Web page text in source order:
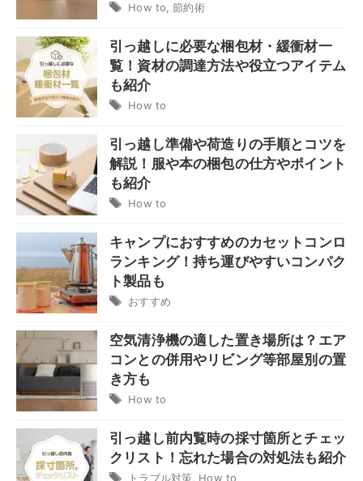
How to ,節約術
引っ越しに必要な梱包材・緩衝材一
覧！資材の調達方法や役立つアイテム
も紹介
How to
引っ越し準備や荷造りの手順とコツを
解説！服や本の梱包の仕方やポイント
も紹介
How to
キャンプにおすすめのカセットコンロ
ランキング！持ち運びやすいコンパク
ト製品も
おすすめ
空気清浄機の適した置き場所は？エア
コンとの併用やリビング等部屋別の置
き方も
How to
引っ越し前内覧時の採寸箇所とチェッ
クリスト！忘れた場合の対処法も紹介
トラブル対策 How to